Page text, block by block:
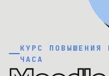
КУРС ПОВЫШЕНИЯ
ЧАСА